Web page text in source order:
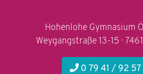
Hohenlohe Gymnasium
Weygangstraße 13-15 ·
0 79 41 / 92 57